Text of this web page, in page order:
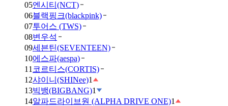
05엔시티(NCT)
06블랙핑크(blackpink)
07투어스 (TWS)
08변우석
09세븐틴(SEVENTEEN)
10에스파(aespa)
11 코르티스(CORTIS)
12샤이니(SHINee)1
13빅뱅(BIGBANG)1
14알파드라이브원 (ALPHA DRIVE ONE)1